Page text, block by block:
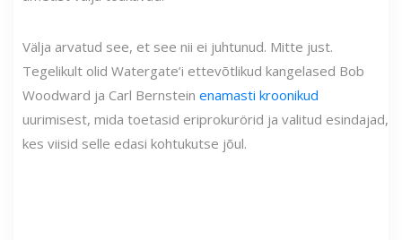
Välja arvatud see, et see nii ei juhtunud. Mitte just.
Tegelikult olid Watergate’i ettevõtlikud kangelased Bob
Woodward ja Carl Bernstein enamasti kroonikud
uurimisest, mida toetasid eriprokurörid ja valitud esindajad,
kes viisid selle edasi kohtukutse jõul.